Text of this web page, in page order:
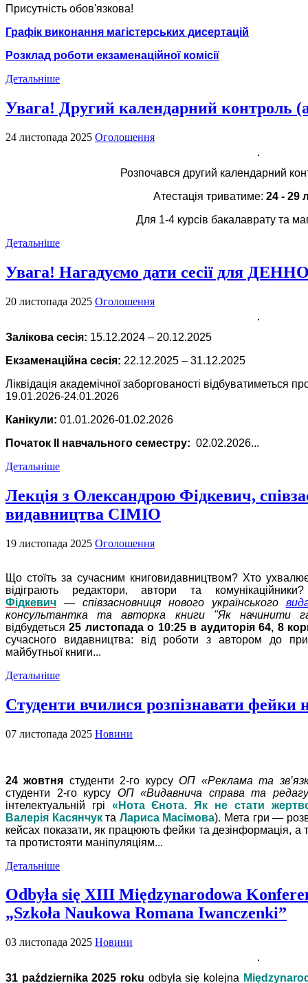
Присутність обов'язкова!
Графік виконання магістерських дисертацій
Розклад роботи екзаменаційної комісії
Детальніше
Увага! Другий календарний контроль
24 листопада 2025 Оголошення
Розпочався другий календарний
Атестація триватиме: 24 - 29
Для 1-4 курсів бакалаврату та
Детальніше
Увага! Нагадуємо дати сесії для
20 листопада 2025 Оголошення
Залікова сесія: 15.12.2024 – 20.12.2025
Екзаменаційна сесія: 22.12.2025 – 31.12.2025
Ліквідація академічної заборгованості відбуватиметься
19.01.2026-24.01.2026
Канікули: 01.01.2026-01.02.2026
Початок ІІ навчального семестру: 02.02.2026...
Детальніше
Лекція з Олександрою Фідкевич,
видавництва СІМІО
19 листопада 2025 Оголошення
Що стоїть за сучасним книговидавництвом? Хто
відіграють редактори, автори та
Фідкевич —співзасновниця нового українського
консультантка та авторка книги "Як начинити
відбудеться25 листопада о 10:25 в аудиторія 64, 8
сучасного видавництва: від роботи з автором до
майбутньої книги...
Детальніше
Студенти вчилися розпізнавати фейки
07 листопада 2025 Новини
24 жовтня студенти 2-го курсуОП «Реклама та
студенти 2-го курсу ОП «Видавнича справа та
інтелектуальній грі «Нота Єнота. Як не стати
Валерія Касянчукта Лариса Масімова). Мета гри —
кейсах показати, як працюють фейки та дезінформація, а
та протистояти маніпуляціям...
Детальніше
Odbyła się XIII Międzynarodowa
„Szkoła Naukowa Romana Iwanczenki”
03 листопада 2025 Новини
31 października 2025 roku odbyła się kolejna